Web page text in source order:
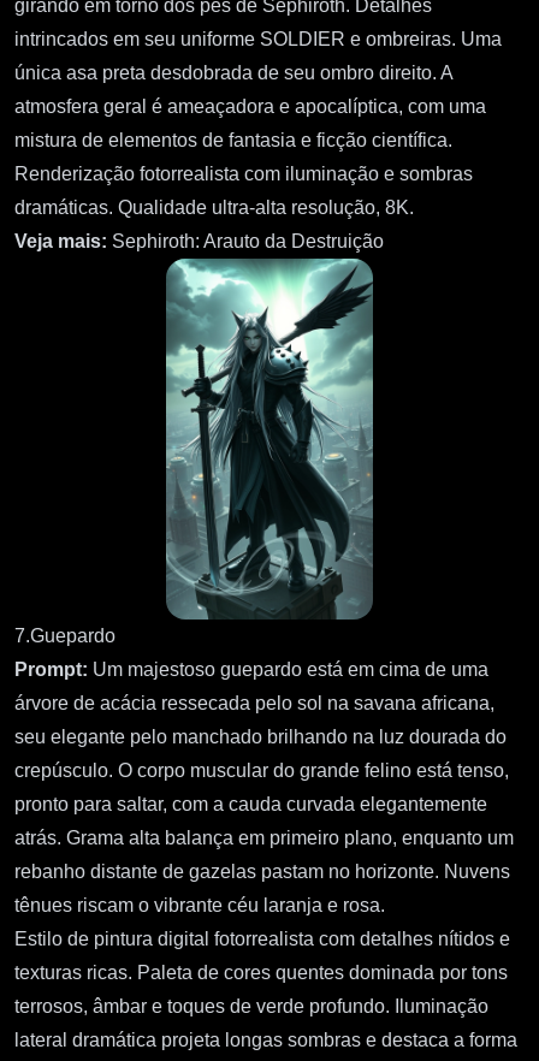
girando em torno dos pés de Sephiroth. Detalhes
intrincados em seu uniforme SOLDIER e ombreiras. Uma
única asa preta desdobrada de seu ombro direito. A
atmosfera geral é ameaçadora e apocalíptica, com uma
mistura de elementos de fantasia e ficção científica.
Renderização fotorrealista com iluminação e sombras
dramáticas. Qualidade ultra-alta resolução, 8K.
Veja mais: Sephiroth: Arauto da Destruição
7.Guepardo
Prompt: Um majestoso guepardo está em cima de uma
árvore de acácia ressecada pelo sol na savana africana,
seu elegante pelo manchado brilhando na luz dourada do
crepúsculo. O corpo muscular do grande felino está tenso,
pronto para saltar, com a cauda curvada elegantemente
atrás. Grama alta balança em primeiro plano, enquanto um
rebanho distante de gazelas pastam no horizonte. Nuvens
tênues riscam o vibrante céu laranja e rosa.
Estilo de pintura digital fotorrealista com detalhes nítidos e
texturas ricas. Paleta de cores quentes dominada por tons
terrosos, âmbar e toques de verde profundo. Iluminação
lateral dramática projeta longas sombras e destaca a forma